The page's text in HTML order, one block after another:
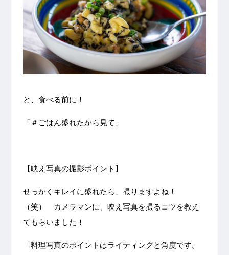
と、食べる前に！
「＃ごはん盛れたから見て」
【映え写真の撮影ポイント】
せっかくキレイに盛れたら、撮りますよね！
（笑） カメラマンに、映え写真を撮るコツを教え
てもらいました！
「料理写真のポイントはライティングと角度です。